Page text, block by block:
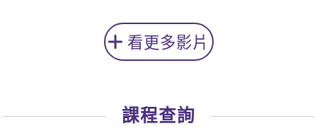
看更多影片
課程查詢